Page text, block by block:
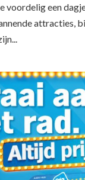
voordelig een
attracties,